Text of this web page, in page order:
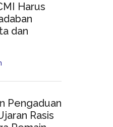
Harus
dan
Pengaduan
Rasis